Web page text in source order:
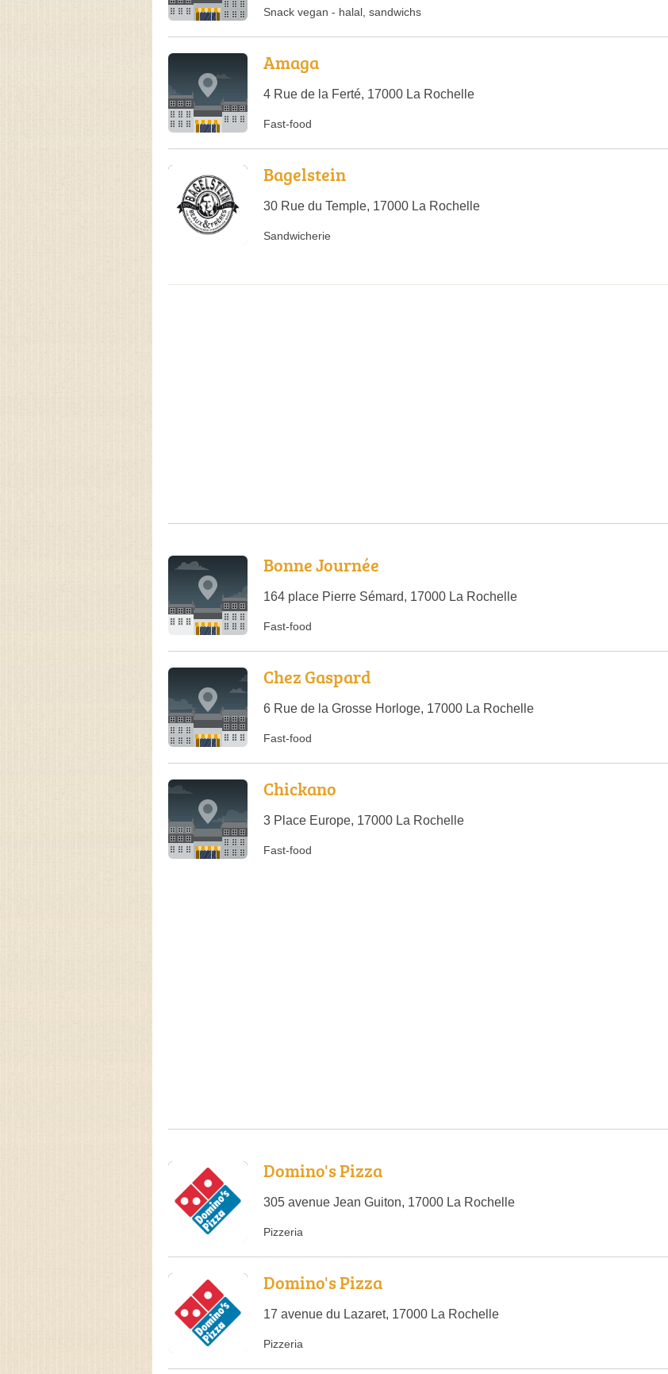
Snack vegan - halal sandwichs
Amaga
4 Rue de la Ferté, 17000 La Rochelle
Fast-food
Bagelstein
30 Rue du Temple, 17000 La Rochelle
Sandwicherie
Bonne Journée
164 place Pierre Sémard, 17000 La Rochelle
Fast-food
Chez Gaspard
6 Rue de la Grosse Horloge, 17000 La Rochelle
Fast-food
Chickano
3 Place Europe, 17000 La Rochelle
Fast-food
Domino's Pizza
305 avenue Jean Guiton, 17000 La Rochelle
Pizzeria
Domino's Pizza
17 avenue du Lazaret, 17000 La Rochelle
Pizzeria